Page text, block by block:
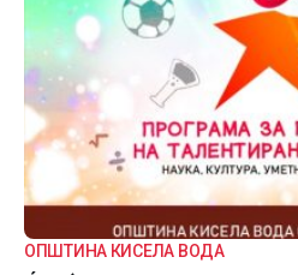
ОПШТИНА КИСЕЛА ВОДА